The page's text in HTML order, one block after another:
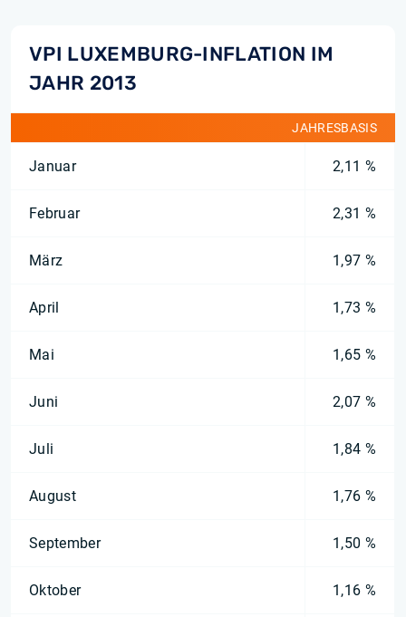
VPI LUXEMBURG-INFLATION IM
JAHR 2013
JAHRESBASIS
Januar 2,11 %
Februar 2,31 %
März 1,97 %
April 1,73 %
Mai 1,65 %
Juni 2,07 %
Juli 1,84 %
August 1,76 %
September 1,50 %
Oktober 1,16 %